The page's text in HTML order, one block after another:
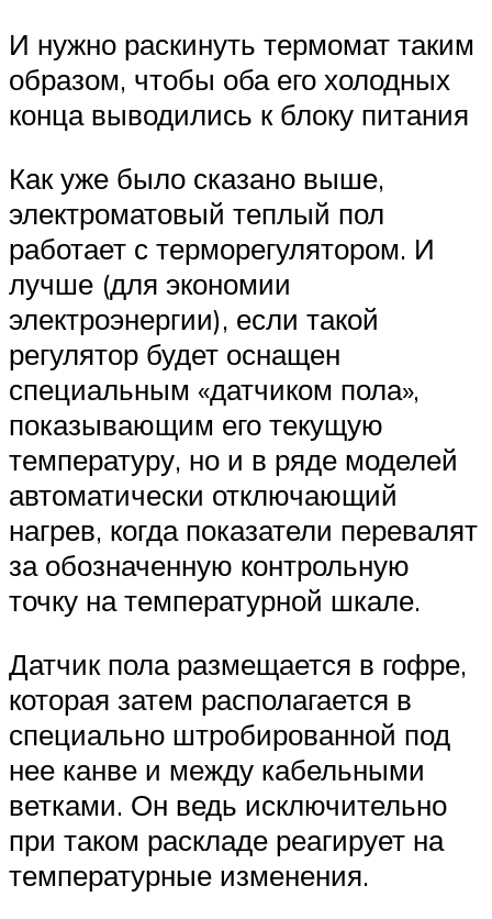
И нужно раскинуть термомат таким
образом, чтобы оба его холодных
конца выводились к блоку питания
Как уже было сказано выше,
электроматовый теплый пол
работает с терморегулятором. И
лучше (для экономии
электроэнергии), если такой
регулятор будет оснащен
специальным «датчиком пола»,
показывающим его текущую
температуру, но и в ряде моделей
автоматически отключающий
нагрев, когда показатели перевалят
за обозначенную контрольную
точку на температурной шкале.
Датчик пола размещается в гофре,
которая затем располагается в
специально штробированной под
нее канве и между кабельными
ветками. Он ведь исключительно
при таком раскладе реагирует на
температурные изменения.